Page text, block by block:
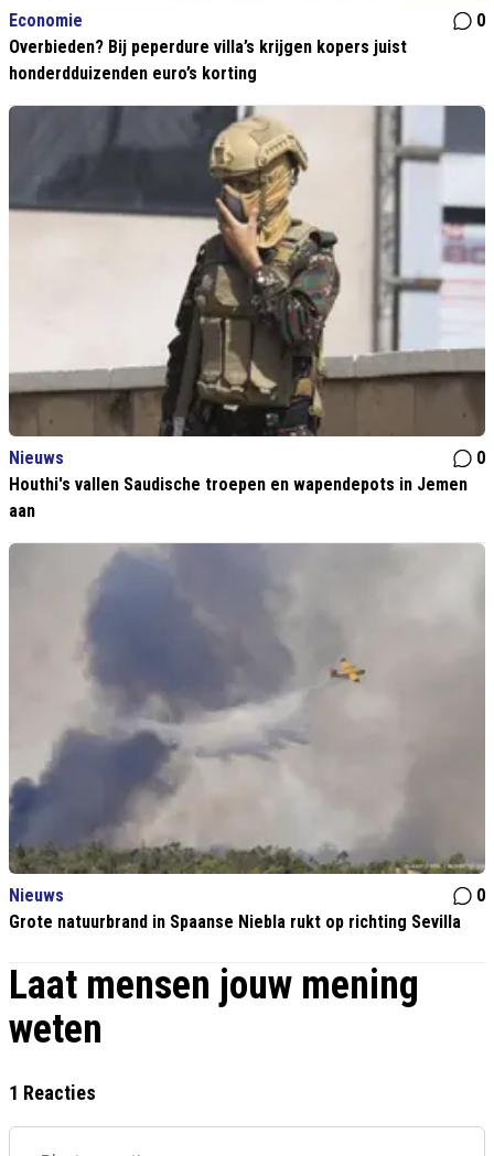
Economie
0
Overbieden? Bij peperdure villa’s krijgen kopers juist
honderdduizenden euro’s korting
Nieuws
0
Houthi's vallen Saudische troepen en wapendepots in Jemen
aan
Nieuws
0
Grote natuurbrand in Spaanse Niebla rukt op richting Sevilla
Laat mensen jouw mening
weten
1 Reacties